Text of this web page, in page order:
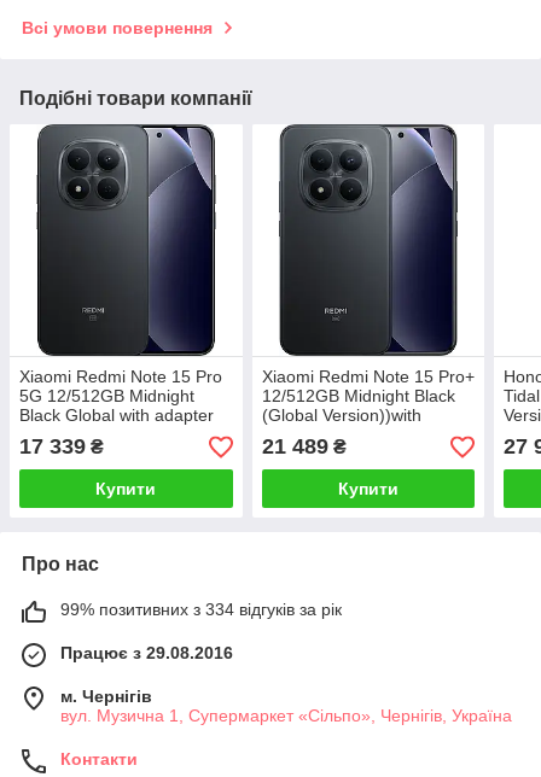
Всі умови повернення
Подібні товари компанії
Xiaomi Redmi Note 15 Pro
5G 12/512GB Midnight
Black Global with adapter
17 339 ₴
Купити
Xiaomi Redmi Note 15 Pro+
12/512GB Midnight Black
(Global Version))with
adapter
21 489₴
Купити
27
Про нас
99% позитивних з 334 відгуків за рік
Працює з 29.08.2016
м. Чернігів
вул. Музична 1, Супермаркет «Сільпо», Чернігів, Україна
Контакти